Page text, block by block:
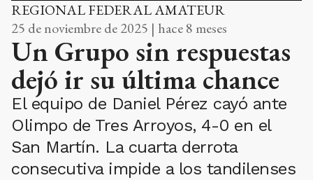
REGIONAL FEDERAL AMATEUR
25 de noviembre de 2025 | hace 8 meses
Un Grupo sin respuestas
dejó ir su última chance
El equipo de Daniel Pérez cayó ante
Olimpo de Tres Arroyos, 4-0 en el
San Martín. La cuarta derrota
consecutiva impide a los tandilenses